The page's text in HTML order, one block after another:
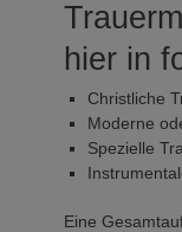
hier in
Christliche
Moderne
Spezielle
Eine